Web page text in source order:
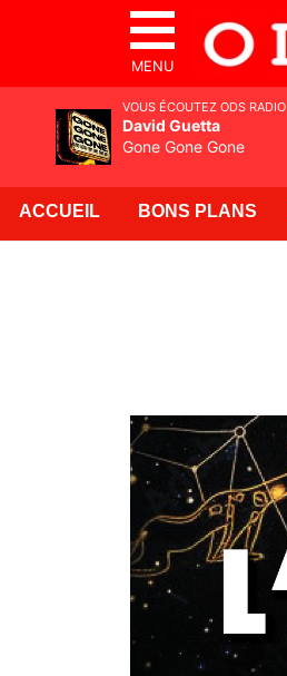
MENU
ACCUEIL BONS PLANS
VOUS ÉCOUTEZ ODS RADIO
David Guetta
Gone Gone Gone